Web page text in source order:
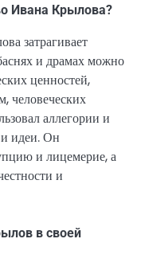
Ивана Крылова?
затрагивает
и драмах можно
ценностей,
человеческих
аллегории и
идеи. Он
и лицемерие, а
и
в своей